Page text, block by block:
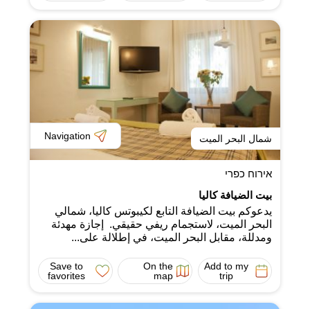
شمال البحر الميت Navigation
אירוח כפרי
بيت الضيافة كاليا
يدعوكم بيت الضيافة التابع لكيبوتس كاليا، شمالي
البحر الميت، لاستجمام ريفي حقيقي. إجازة مهدئة
ومدللة، مقابل البحر الميت، في إطلالة على...
Add to my
trip
On the
map
Save to
favorites